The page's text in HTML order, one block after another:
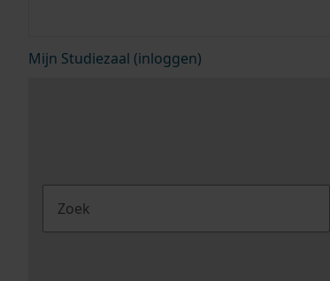
Mijn Studiezaal (inloggen)